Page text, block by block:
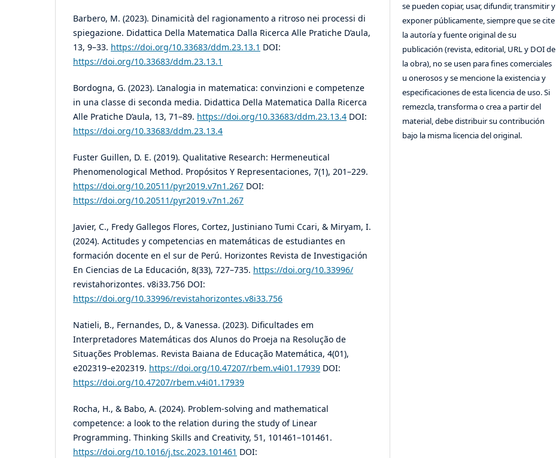
Barbero, M. (2023). Dinamicità del ragionamento a ritroso nei processi di
spiegazione. Didattica Della Matematica Dalla Ricerca Alle Pratiche D’aula,
13, 9–33. https://doi.org/10.33683/ddm.23.13.1 DOI:
https://doi.org/10.33683/ddm.23.13.1
Bordogna, G. (2023). L’analogia in matematica: convinzioni e competenze
in una classe di seconda media. Didattica Della Matematica Dalla Ricerca
Alle Pratiche D’aula, 13, 71–89. https://doi.org/10.33683/ddm.23.13.4 DOI:
https://doi.org/10.33683/ddm.23.13.4
Fuster Guillen, D. E. (2019). Qualitative Research: Hermeneutical
Phenomenological Method. Propósitos Y Representaciones, 7(1), 201–229.
https://doi.org/10.20511/pyr2019.v7n1.267 DOI:
https://doi.org/10.20511/pyr2019.v7n1.267
Javier, C., Fredy Gallegos Flores, Cortez, Justiniano Tumi Ccari, & Miryam, I.
(2024). Actitudes y competencias en matemáticas de estudiantes en
formación docente en el sur de Perú. Horizontes Revista de Investigación
En Ciencias de La Educación, 8(33), 727–735. https://doi.org/10.33996/
revistahorizontes. v8i33.756 DOI:
https://doi.org/10.33996/revistahorizontes.v8i33.756
Natieli, B., Fernandes, D., & Vanessa. (2023). Dificultades em
Interpretadores Matemáticas dos Alunos do Proeja na Resolução de
Situações Problemas. Revista Baiana de Educação Matemática, 4(01),
e202319–e202319. https://doi.org/10.47207/rbem.v4i01.17939 DOI:
https://doi.org/10.47207/rbem.v4i01.17939
Rocha, H., & Babo, A. (2024). Problem-solving and mathematical
competence: a look to the relation during the study of Linear
Programming. Thinking Skills and Creativity, 51, 101461–101461.
https://doi.org/10.1016/j.tsc.2023.101461 DOI:
se pueden copiar, usar, difundir, transmitir y
exponer públicamente, siempre que se cite
la autoría y fuente original de su
publicación (revista, editorial, URL y DOI de
la obra), no se usen para fines comerciales
u onerosos y se mencione la existencia y
especificaciones de esta licencia de uso. Si
remezcla, transforma o crea a partir del
material, debe distribuir su contribución
bajo la misma licencia del original.